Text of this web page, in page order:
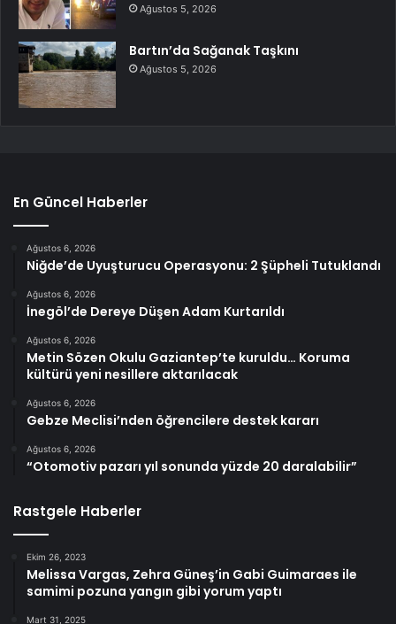
Ağustos 5, 2026
Bartın’da Sağanak Taşkını
Ağustos 5, 2026
En Güncel Haberler
Ağustos 6, 2026
Niğde’de Uyuşturucu Operasyonu: 2 Şüpheli Tutuklandı
Ağustos 6, 2026
İnegöl’de Dereye Düşen Adam Kurtarıldı
Ağustos 6, 2026
Metin Sözen Okulu Gaziantep’te kuruldu… Koruma
kültürü yeni nesillere aktarılacak
Ağustos 6, 2026
Gebze Meclisi’nden öğrencilere destek kararı
Ağustos 6, 2026
“Otomotiv pazarı yıl sonunda yüzde 20 daralabilir”
Rastgele Haberler
Ekim 26, 2023
Melissa Vargas, Zehra Güneş’in Gabi Guimaraes ile
samimi pozuna yangın gibi yorum yaptı
Mart 31, 2025